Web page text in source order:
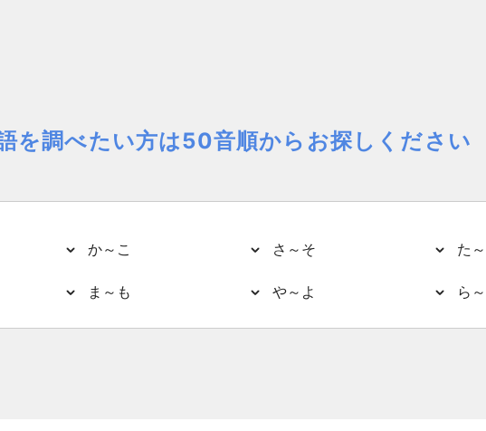
を調べたい方は50音順からお探しください
か～こ さ～そ た
ま～も や～よ ら